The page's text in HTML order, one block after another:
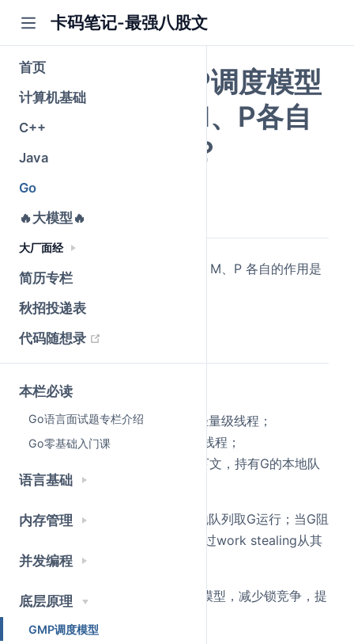
卡码笔记-最强八股文
首页
计算机基础
C++
Java
Go
🔥大模型🔥
大厂面经
简历专栏
秋招投递表
代码随想录
本栏必读
Go语言面试题专栏介绍
Go零基础入门课
语言基础
内存管理
并发编程
底层原理
GMP调度模型
Go语言的GMP调度模型
是什么？G、M、P各自
的作用是什么？
2026-05-25
简述 Go 的 GMP 调度模型。G、M、P 各自的作用是
什么？它们是如何协作的？
简要回答
GMP是Go运行时的调度模型。
G是goroutine，代表用户态轻量级线程；
M是machine，对应操作系统线程；
P是processor，代表调度上下文，持有G的本地队
列。
协作方式：P绑定M执行，从本地队列取G运行；当G阻
塞时，M可能脱离P；空闲P会通过work stealing从其
他P偷取G；全局队列作为补充。
这种设计实现了高效的M:N调度模型，减少锁竞争，提